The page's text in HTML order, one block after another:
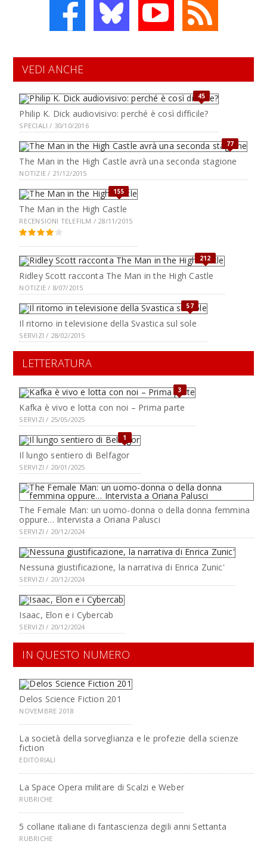
VEDI ANCHE
45
Philip K. Dick audiovisivo: perché è così difficile?
SPECIALI / 30/10/2016
77
The Man in the High Castle avrà una seconda stagione
NOTIZIE / 21/12/2015
155
The Man in the High Castle
RECENSIONI TELEFILM / 28/11/2015
212
Ridley Scott racconta The Man in the High Castle
NOTIZIE / 8/07/2015
57
Il ritorno in televisione della Svastica sul sole
SERVIZI / 28/02/2015
LETTERATURA
3
Kafka è vivo e lotta con noi – Prima parte
SERVIZI / 25/05/2025
1
Il lungo sentiero di Belfagor
SERVIZI / 20/01/2025
The Female Man: un uomo-donna o della donna femmina
oppure… Intervista a Oriana Palusci
SERVIZI / 20/12/2024
Nessuna giustificazione, la narrativa di Enrica Zunic'
SERVIZI / 20/12/2024
Isaac, Elon e i Cybercab
SERVIZI / 20/12/2024
IN QUESTO NUMERO
Delos Science Fiction 201
NOVEMBRE 2018
La società della sorveglianza e le profezie della scienze
fiction
EDITORIALI
La Space Opera militare di Scalzi e Weber
RUBRICHE
5 collane italiane di fantascienza degili anni Settanta
RUBRICHE